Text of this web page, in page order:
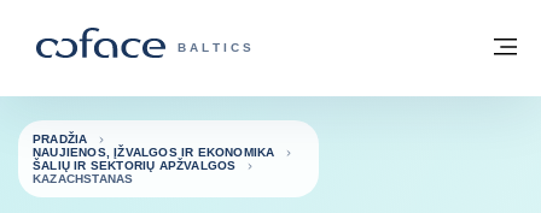
„COFACE“ FOR TRADE - GRUPĖS
BALTICS
Grįžti į pradžią
PRADŽIA
NAUJIENOS, ĮŽVALGOS IR EKONOMIKA
ŠALIŲ IR SEKTORIŲ APŽVALGOS
KAZACHSTANAS